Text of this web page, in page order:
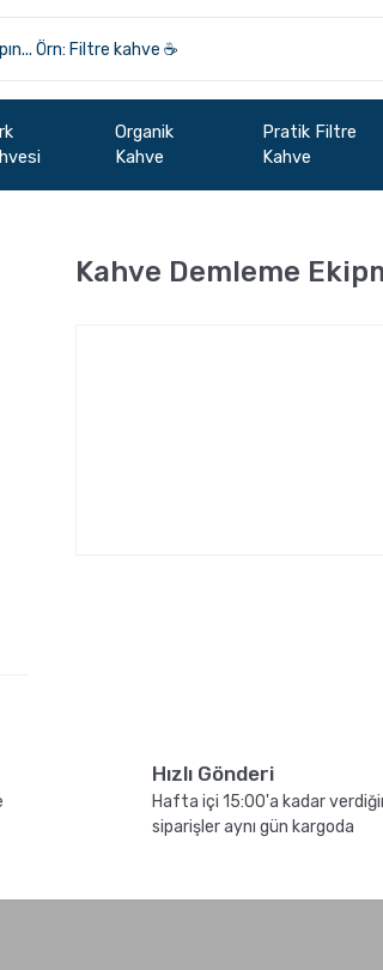
Organik
Kahve
Pratik Filtre
Kahve
Kahve Demleme
Hızlı Gönderi
Hafta içi 15:00'a kadar
siparişler aynı gün kargoda